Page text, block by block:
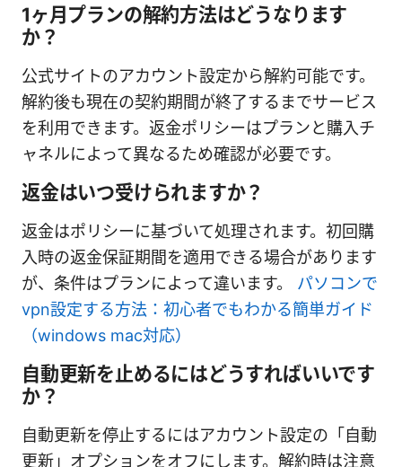
1ヶ月プランの解約方法はどうなります
か？
公式サイトのアカウント設定から解約可能です。
解約後も現在の契約期間が終了するまでサービス
を利用できます。返金ポリシーはプランと購入チ
ャネルによって異なるため確認が必要です。
返金はいつ受けられますか？
返金はポリシーに基づいて処理されます。初回購
入時の返金保証期間を適用できる場合があります
が、条件はプランによって違います。 パソコンで
vpn設定する方法：初心者でもわかる簡単ガイド
（windows mac対応）
自動更新を止めるにはどうすればいいです
か？
自動更新を停止するにはアカウント設定の「自動
更新」オプションをオフにします。解約時は注意